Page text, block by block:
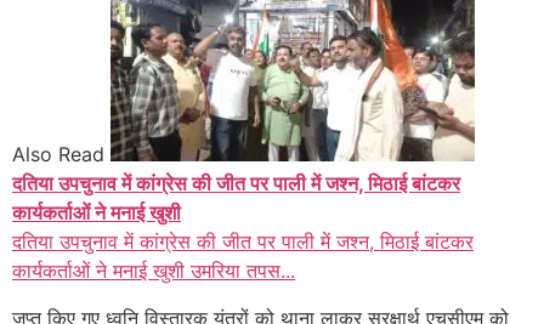
Also Read
दतिया उपचुनाव में कांग्रेस की जीत पर पाली में जश्न, मिठाई बांटकर
कार्यकर्ताओं ने मनाई खुशी
दतिया उपचुनाव में कांग्रेस की जीत पर पाली में जश्न, मिठाई बांटकर
कार्यकर्ताओं ने मनाई खुशी उमरिया तपस...
जप्त किए गए ध्वनि विस्तारक यंत्रों को थाना लाकर सुरक्षार्थ एचसीएम को